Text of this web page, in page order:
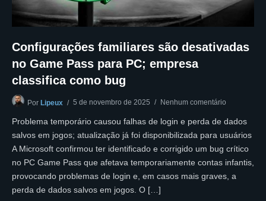
Configurações familiares são desativadas
no Game Pass para PC; empresa
classifica como bug
Por Lipeux 5 de novembro de 2025 Nenhum comentário
Problema temporário causou falhas de login e perda de dados
salvos em jogos; atualização já foi disponibilizada para usuários
A Microsoft confirmou ter identificado e corrigido um bug crítico
no PC Game Pass que afetava temporariamente contas infantis,
provocando problemas de login e, em casos mais graves, a
perda de dados salvos em jogos. O […]